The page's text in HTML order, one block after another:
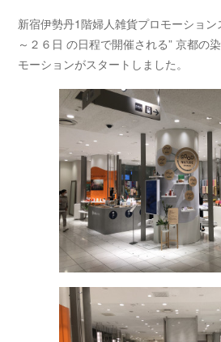
新宿伊勢丹1階婦人雑貨プロモーショ
～２６日 の日程で開催される” 京都の
モーションがスタートしました。